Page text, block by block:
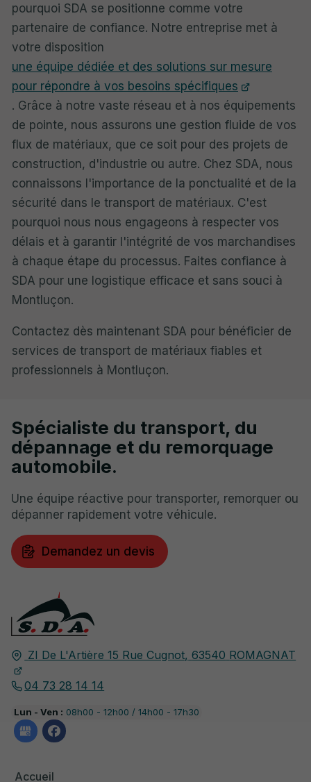
pourquoi SDA se positionne comme votre
partenaire de confiance. Notre entreprise met à
votre disposition
une équipe dédiée et des solutions sur mesure
pour répondre à vos besoins spécifiques
. Grâce à notre vaste réseau et à nos équipements
de pointe, nous assurons une gestion fluide de vos
flux de matériaux, que ce soit pour des projets de
construction, d'industrie ou autre. Chez SDA, nous
connaissons l'importance de la ponctualité et de la
sécurité dans le transport de matériaux. C'est
pourquoi nous nous engageons à respecter vos
délais et à garantir l'intégrité de vos marchandises
à chaque étape du processus. Faites confiance à
SDA pour une logistique efficace et sans souci à
Montluçon.
Contactez dès maintenant SDA pour bénéficier de
services de transport de matériaux fiables et
professionnels à Montluçon.
ZI De L'Artière 15 Rue Cugnot, 63540 ROMAGNAT
04 73 28 14 14
Lun - Ven : 08h00 - 12h00 / 14h00 - 17h30
Accueil
Spécialiste du transport, du
dépannage et du remorquage
automobile.
Une équipe réactive pour transporter, remorquer ou
dépanner rapidement votre véhicule.
Demandez un devis